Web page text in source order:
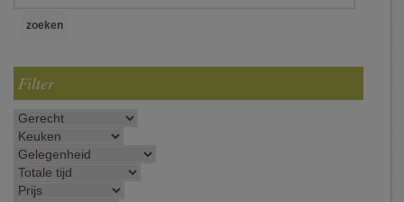
Filter